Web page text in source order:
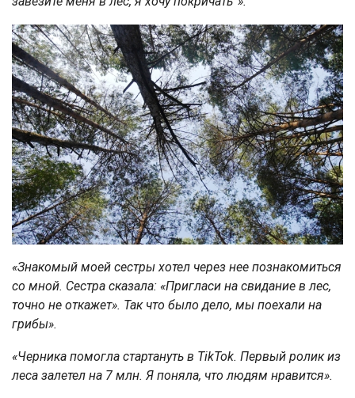
«Знакомый моей сестры хотел через нее познакомиться
со мной. Сестра сказала: «Пригласи на свидание в лес,
точно не откажет». Так что было дело, мы поехали на
грибы».
«Черника помогла стартануть в TikTok. Первый ролик из
леса залетел на 7 млн. Я поняла, что людям нравится».